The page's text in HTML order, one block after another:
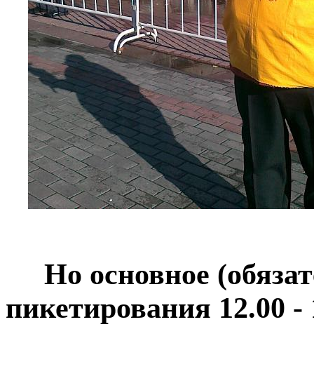
Но основное
пикетирования 12.00 -